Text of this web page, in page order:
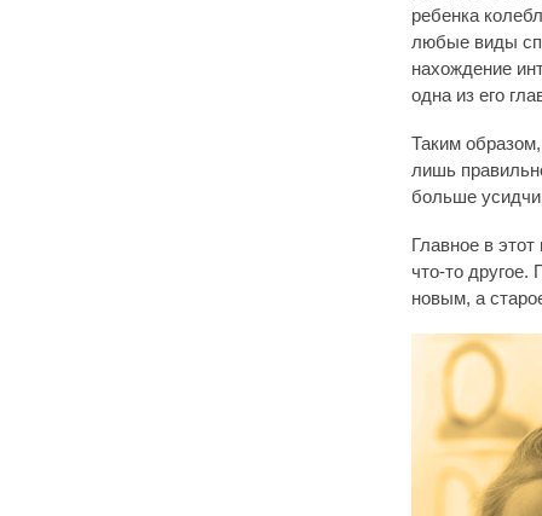
ребенка
любые виды
нахождение
одна из его
Таким
лишь
больше
Главное в
что-то другое.
новым, а